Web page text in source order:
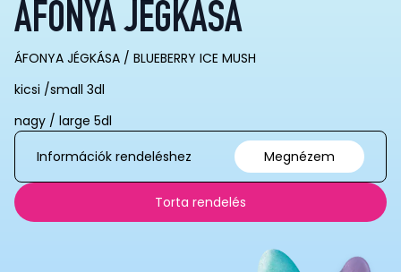
ÁFONYA JÉGKÁSA
ÁFONYA JÉGKÁSA / BLUEBERRY ICE MUSH
kicsi /small 3dl
nagy / large 5dl
Információk rendeléshez
Megnézem
Torta rendelés